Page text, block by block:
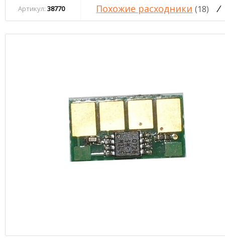
Артикул: 38770 Похожие расходники (18) /